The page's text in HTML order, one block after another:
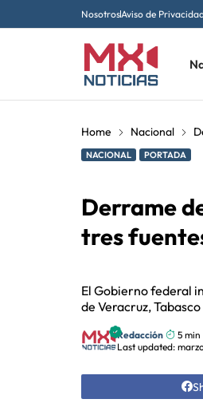
NosotrosAviso de
Home Nacional
NACIONAL PORTADA
Derrame
tres
El Gobierno federal
de Veracruz,
Redacción
5 min
Last updated: